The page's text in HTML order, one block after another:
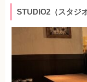
STUDIO2（スタジ